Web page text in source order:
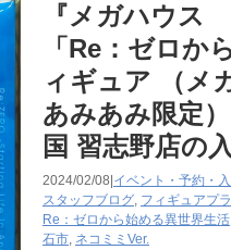
『メガハウ
「Re：ゼロか
ィギュア ​（メ
あみあみ限定
国 習志野店の
2024/02/08| イベント・予約・
スタッフブログ, フィギュアプ
Re：ゼロから始める異世界生活
石市, ネコミミVer.